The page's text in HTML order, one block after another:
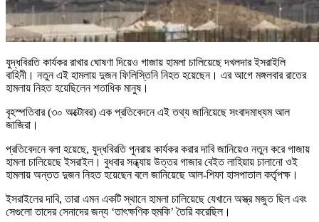
যুদ্ধবিরতি কার্যকর রাখার ঘোষণা দিয়েও গাজায় হামলা চালিয়েছে দখলদার ইসরাইলি
বাহিনী। নতুন এই হামলায় দুজন ফিলিস্তিনি নিহত হয়েছেন। এর আগে মঙ্গলবার রাতের
হামলায় নিহত হয়েছিলেন শতাধিক মানুষ।
বৃহস্পতিবার (৩০ অক্টোবর) এক প্রতিবেদনে এই তথ্য জানিয়েছে সংবাদমাধ্যম আল
জাজিরা।
প্রতিবেদনে বলা হয়েছে, যুদ্ধবিরতি পুনরায় কার্যকর করার দাবি জানিয়েও নতুন করে গাজায়
হামলা চালিয়েছে ইসরাইল। বুধবার সন্ধ্যায় উত্তর গাজার বেইত লাহিয়ায় চালানো ওই
হামলায় অন্তত দুজন নিহত হয়েছেন বলে জানিয়েছে আল-শিফা হাসপাতাল কর্তৃপক্ষ।
ইসরাইলের দাবি, তারা এমন একটি স্থানে হামলা চালিয়েছে যেখানে অস্ত্র মজুত ছিল এবং
সেগুলো তাদের সেনাদের জন্য ‘তাৎক্ষণিক হুমকি’ তৈরি করেছিল।